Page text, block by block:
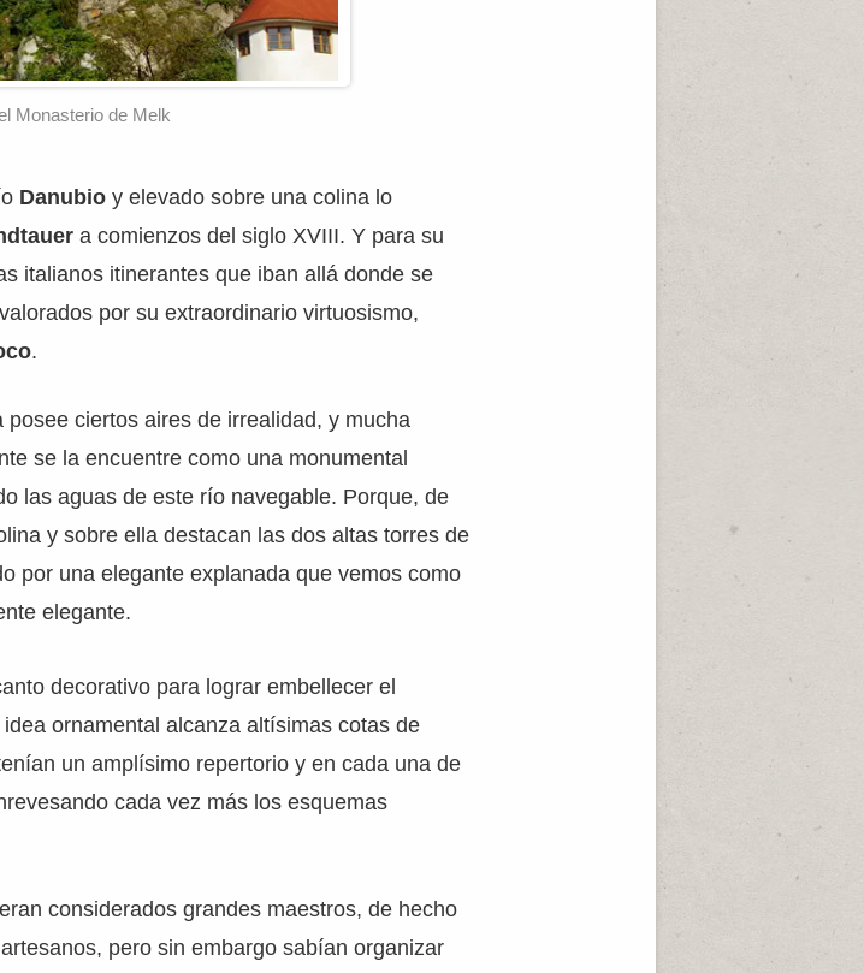
Monasterio de Melk
Danubio y elevado sobre una colina lo
a comienzos del siglo XVIII. Y para su
italianos itinerantes que iban allá donde se
por su extraordinario virtuosismo,
.
ciertos aires de irrealidad, y mucha
se la encuentre como una monumental
las aguas de este río navegable. Porque, de
y sobre ella destacan las dos altas torres de
por una elegante explanada que vemos como
elegante.
decorativo para lograr embellecer el
ornamental alcanza altísimas cotas de
un amplísimo repertorio y en cada una de
cada vez más los esquemas
considerados grandes maestros, de hecho
pero sin embargo sabían organizar